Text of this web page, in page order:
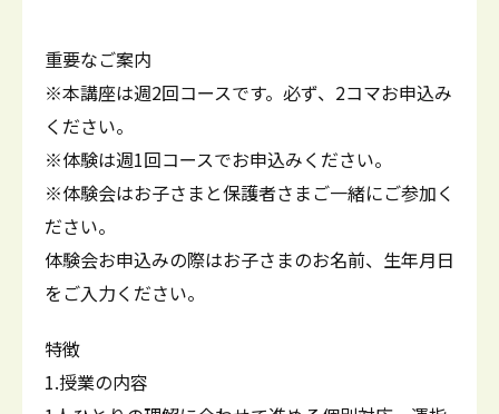
重要なご案内
※本講座は週2回コースです。必ず、2コマお申込み
ください。
※体験は週1回コースでお申込みください。
※体験会はお子さまと保護者さまご一緒にご参加く
ださい。
体験会お申込みの際はお子さまのお名前、生年月日
をご入力ください。
特徴
1.授業の内容